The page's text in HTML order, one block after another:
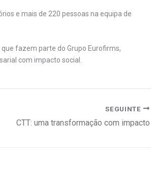
e mais de 220 pessoas na equipa de
fazem parte do Grupo Eurofirms,
com impacto social.
SEGUINTE
CTT: uma transformação com impacto